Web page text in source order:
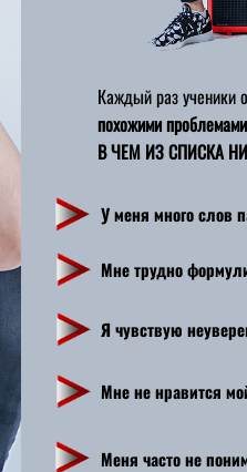
Каждый раз ученики
похожими
В ЧЕМ ИЗ СПИСКА
Мне трудно
Мне не нравится
Меня часто не
У меня много слов
Я чувствую